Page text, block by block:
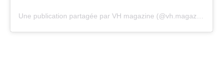
Une publication partagée par VH magazine (@vh.magazine)